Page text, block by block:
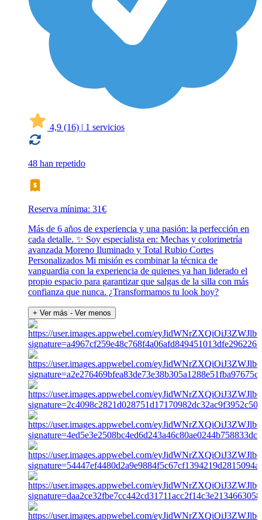
4,9 (16) | 1 servicios
48 han repetido
Reserva mínima: 31€
Más de 6 años de experiencia y una pasión: la perfección en
cada detalle. ✨ Soy especialista en: Mechas y colorimetría
avanzada Moreno Iluminado y Total Rubio Cortes
Personalizados Mi misión es combinar la técnica de
vanguardia con la experiencia de quienes ya han liderado el
propio espacio para garantizar que salgas de la silla con más
confianza que nunca. ¿Transformamos tu look hoy?
+ Ver más - Ver menos